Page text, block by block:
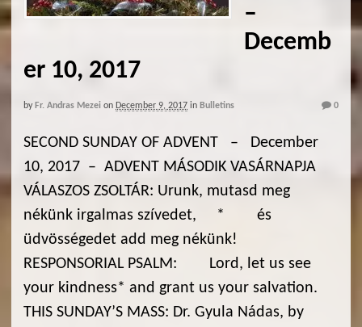
–
Decemb
er 10, 2017
by Fr. Andras Mezei on December 9, 2017 in Bulletins 0
SECOND SUNDAY OF ADVENT – December
10, 2017 – ADVENT MÁSODIK VASÁRNAPJA
VÁLASZOS ZSOLTÁR: Urunk, mutasd meg
nékünk irgalmas szívedet, * és
üdvösségedet add meg nékünk!
RESPONSORIAL PSALM: Lord, let us see
your kindness* and grant us your salvation.
THIS SUNDAY’S MASS: Dr. Gyula Nádas, by